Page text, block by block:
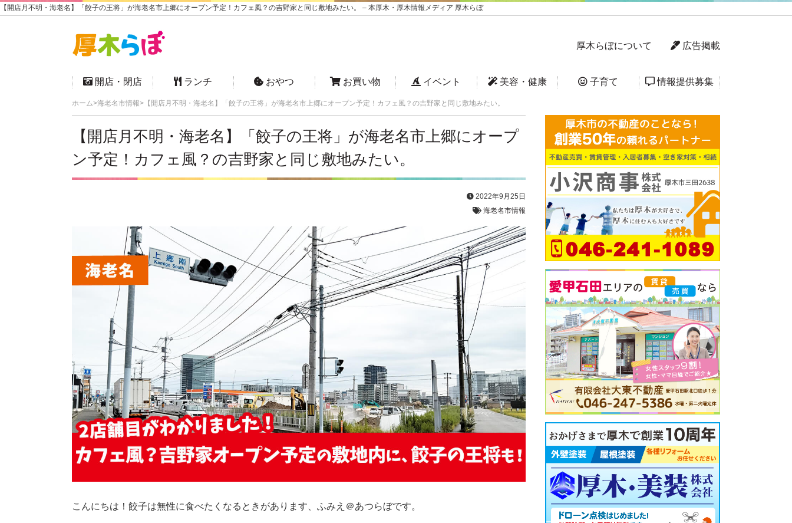
【開店月不明・海老名】「餃子の王将」が海老名市上郷にオープン予定！カフェ風？の吉野家と同じ敷地みたい。 – 本厚木・厚木情報メディア 厚木らぼ
厚木らぼについて 広告掲載
開店・閉店 ランチ おやつ お買い物 イベント 美容・健康 子育て 情報提供募集
ホーム 海老名市情報 【開店月不明・海老名】「餃子の王将」が海老名市上郷にオープン予定！カフェ風？の吉野家と同じ敷地みたい。
【開店月不明・海老名】「餃子の王将」が海老名市上郷にオープ
ン予定！カフェ風？の吉野家と同じ敷地みたい。
2022年9月25日
海老名市情報
こんにちは！餃子は無性に食べたくなるときがあります、ふみえ＠あつらぼです。